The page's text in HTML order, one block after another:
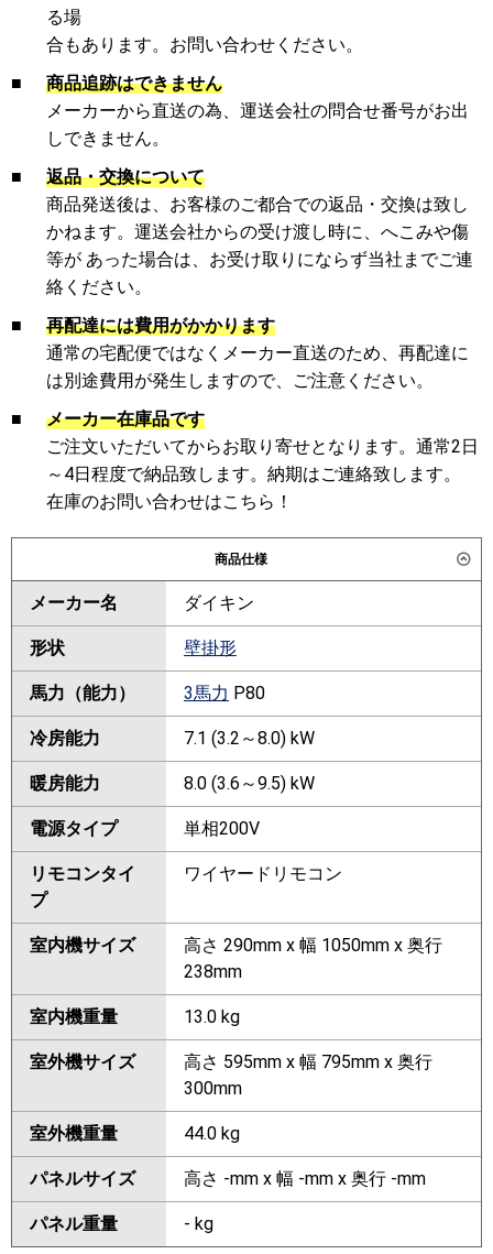
る場
合もあります。お問い合わせください。
■
商品追跡はできません
メーカーから直送の為、運送会社の問合せ番号がお出
しできません。
■
返品・交換について
商品発送後は、お客様のご都合での返品・交換は致し
かねます。運送会社からの受け渡し時に、へこみや傷
等が あった場合は、お受け取りにならず当社までご連
絡ください。
■
再配達には費用がかかります
通常の宅配便ではなくメーカー直送のため、再配達に
は別途費用が発生しますので、ご注意ください。
■
メーカー在庫品です
ご注文いただいてからお取り寄せとなります。通常2日
～4日程度で納品致します。納期はご連絡致します。
在庫のお問い合わせはこちら！
商品仕様
メーカー名 ダイキン
形状 壁掛形
馬力（能力） 3馬力 P80
冷房能力 7.1 (3.2～8.0) kW
暖房能力 8.0 (3.6～9.5) kW
電源タイプ 単相200V
リモコンタイ
プ
ワイヤードリモコン
室内機サイズ
高さ 290mm x 幅 1050mm x 奥行
238mm
室内機重量 13.0 kg
室外機サイズ
高さ 595mm x 幅 795mm x 奥行
300mm
室外機重量 44.0 kg
パネルサイズ 高さ -mm x 幅 -mm x 奥行 -mm
パネル重量 - kg